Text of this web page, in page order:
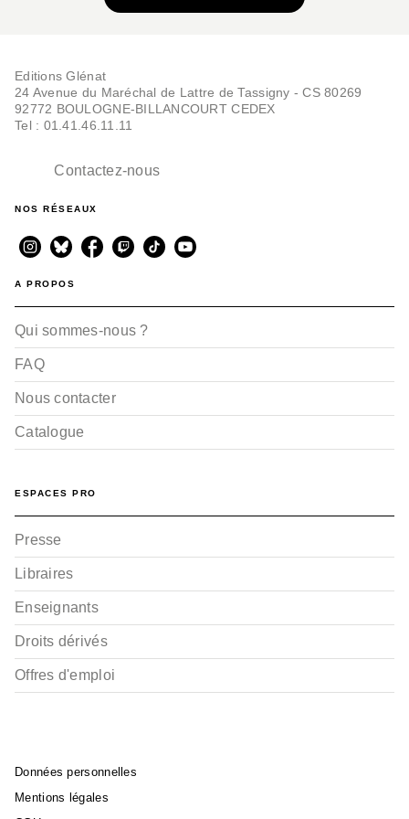
Editions Glénat
24 Avenue du Maréchal de Lattre de Tassigny - CS 80269
92772 BOULOGNE-BILLANCOURT CEDEX
Tel : 01.41.46.11.11
Contactez-nous
NOS RÉSEAUX
A PROPOS
Qui sommes-nous ?
FAQ
Nous contacter
Catalogue
ESPACES PRO
Presse
Libraires
Enseignants
Droits dérivés
Offres d'emploi
Données personnelles
Mentions légales